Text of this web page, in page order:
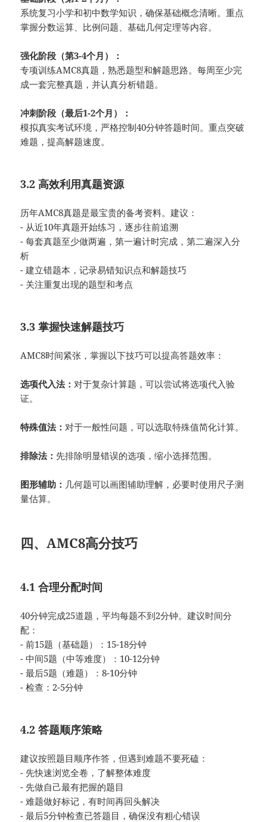
系统复习小学和初中数学知识，确保基础概念清晰。重点
掌握分数运算、比例问题、基础几何定理等内容。
强化阶段（第3-4个月）：
专项训练AMC8真题，熟悉题型和解题思路。每周至少完
成一套完整真题，并认真分析错题。
冲刺阶段（最后1-2个月）：
模拟真实考试环境，严格控制40分钟答题时间。重点突破
难题，提高解题速度。
3.2 高效利用真题资源
历年AMC8真题是最宝贵的备考资料。建议：
- 从近10年真题开始练习，逐步往前追溯
- 每套真题至少做两遍，第一遍计时完成，第二遍深入分
析
- 建立错题本，记录易错知识点和解题技巧
- 关注重复出现的题型和考点
3.3 掌握快速解题技巧
AMC8时间紧张，掌握以下技巧可以提高答题效率：
选项代入法：对于复杂计算题，可以尝试将选项代入验
证。
特殊值法：对于一般性问题，可以选取特殊值简化计算。
排除法： 先排除明显错误的选项，缩小选择范围。
图形辅助： 几何题可以画图辅助理解，必要时使用尺子测
量估算。
四、AMC8高分技巧
4.1 合理分配时间
40分钟完成25道题，平均每题不到2分钟。建议时间分
配：
- 前15题（基础题）：15-18分钟
- 中间5题（中等难度）：10-12分钟
- 最后5题（难题）：8-10分钟
- 检查：2-5分钟
4.2 答题顺序策略
建议按照题目顺序作答，但遇到难题不要死磕：
- 先快速浏览全卷，了解整体难度
- 先做自己最有把握的题目
- 难题做好标记，有时间再回头解决
- 最后5分钟检查已答题目，确保没有粗心错误